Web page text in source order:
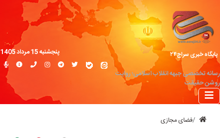
پایگاه خبری سراج۲۴
رسانه تخصصی جبهه انقلاب اسلامی؛ روایت
روشن حقیقت
پنجشنبه 15 مرداد 1405
فضای مجازی